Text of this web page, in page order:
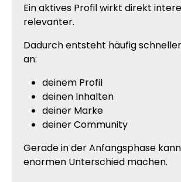
Ein aktives Profil wirkt direkt
relevanter.
Dadurch entsteht häufig
an:
deinem Profil
deinen Inhalten
deiner Marke
deiner Community
Gerade in der Anfangsphase
enormen Unterschied machen.